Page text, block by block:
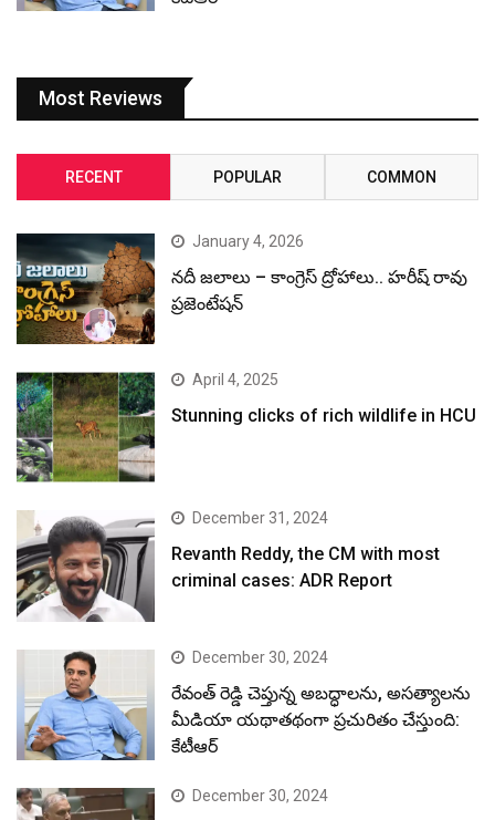
Most Reviews
RECENT POPULAR COMMON
January 4, 2026
నదీ జలాలు – కాంగ్రెస్ ద్రోహాలు.. హరీష్ రావు
ప్రజెంటేషన్
April 4, 2025
Stunning clicks of rich wildlife in HCU
December 31, 2024
Revanth Reddy, the CM with most
criminal cases: ADR Report
December 30, 2024
రేవంత్ రెడ్డి చెప్తున్న అబద్ధాలను, అసత్యాలను
మీడియా యథాతథంగా ప్రచురితం చేస్తుంది:
కేటీఆర్
December 30, 2024